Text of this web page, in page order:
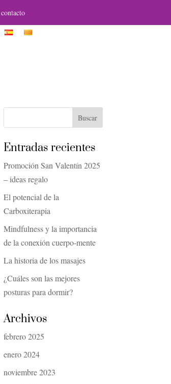
Entradas recientes
Promoción San Valentín 2025
– ideas regalo
El potencial de la
Carboxiterapia
Mindfulness y la importancia
de la conexión cuerpo-mente
La historia de los masajes
¿Cuáles son las mejores
posturas para dormir?
Archivos
febrero 2025
enero 2024
noviembre 2023